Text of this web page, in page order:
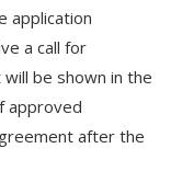
application
a call for
be shown in the
approved
after the